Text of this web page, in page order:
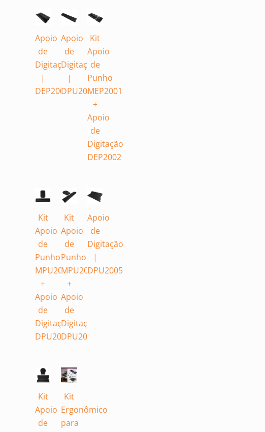
Apoio
de
Digitação
|
DEP2002
Apoio
de
Digitação
|
DPU2003
Kit
Apoio
de
Punho
MEP2001
+
Apoio
de
Digitação
DEP2002
Kit
Apoio
de
Punho
MPU2003
+
Apoio
de
Digitação
DPU2003
Kit
Apoio
de
Punho
MPU2002
+
Apoio
de
Digitação
DPU2003
Apoio
de
Digitação
|
DPU2005
Kit
Apoio
de
Kit
Ergonômico
para